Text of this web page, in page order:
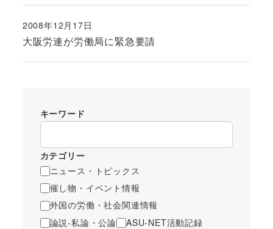
大阪労連が労働局に緊急要請
投稿日
2008年12月17日
キーワード
カテゴリー
ニュース・トピックス
催し物・イベント情報
外国の労働・社会関連情報
論説-私論・公論
ASU-NET活動記録